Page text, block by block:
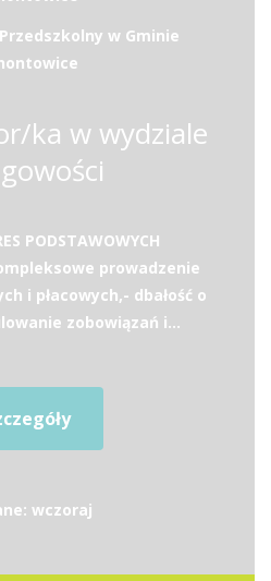
w Gminie
ka w wydziale
PODSTAWOWYCH
prowadzenie
i płacowych,- dbałość o
zobowiązań i...
wczoraj